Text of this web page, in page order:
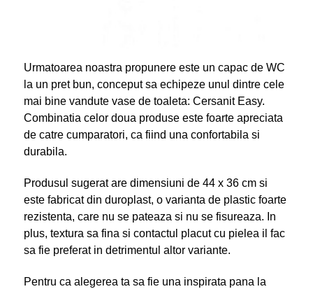
Urmatoarea noastra propunere este un capac de WC
la un pret bun, conceput sa echipeze unul dintre cele
mai bine vandute vase de toaleta: Cersanit Easy.
Combinatia celor doua produse este foarte apreciata
de catre cumparatori, ca fiind una confortabila si
durabila.
Produsul sugerat are dimensiuni de 44 x 36 cm si
este fabricat din duroplast, o varianta de plastic foarte
rezistenta, care nu se pateaza si nu se fisureaza. In
plus, textura sa fina si contactul placut cu pielea il fac
sa fie preferat in detrimentul altor variante.
Pentru ca alegerea ta sa fie una inspirata pana la